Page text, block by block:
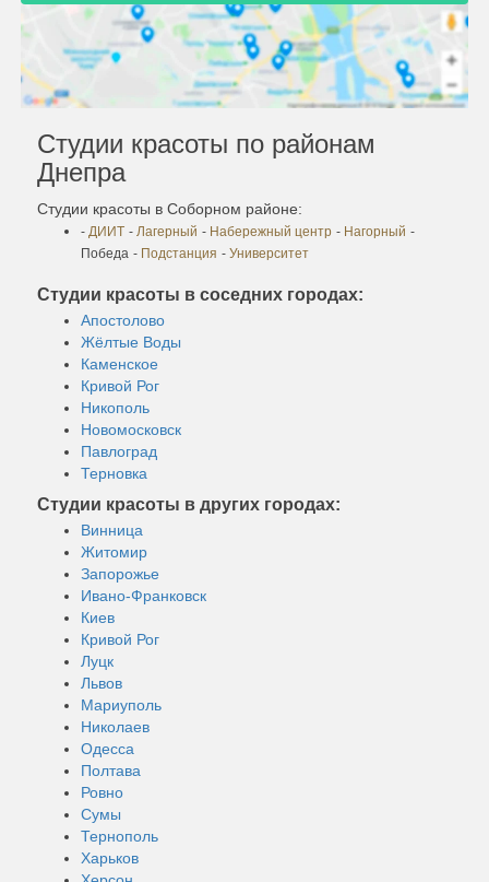
Студии красоты по районам
Днепра
Студии красоты в Соборном районе:
- ДИИТ - Лагерный - Набережный центр - Нагорный -
Победа - Подстанция - Университет
Студии красоты в соседних городах:
Апостолово
Жёлтые Воды
Каменское
Кривой Рог
Никополь
Новомосковск
Павлоград
Терновка
Студии красоты в других городах:
Винница
Житомир
Запорожье
Ивано-Франковск
Киев
Кривой Рог
Луцк
Львов
Мариуполь
Николаев
Одесса
Полтава
Ровно
Сумы
Тернополь
Харьков